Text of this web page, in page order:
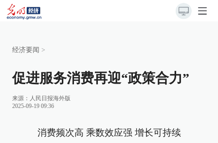
经济要闻 >
促进服务消费再迎“政策合力”
来源： 人民日报海外版
2025-09-19 09:36
消费频次高 乘数效应强 增长可持续